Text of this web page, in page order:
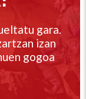
gara.
izan
gogoa